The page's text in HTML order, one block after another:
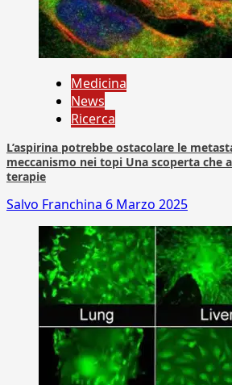
Medicina
News
Ricerca
L’aspirina potrebbe ostacolare le
meccanismo nei topi Una scoperta che
terapie
Salvo Franchina 6 Marzo 2025